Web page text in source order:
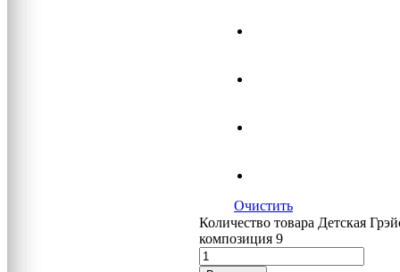
Очистить
Количество товара Детская
композиция 9